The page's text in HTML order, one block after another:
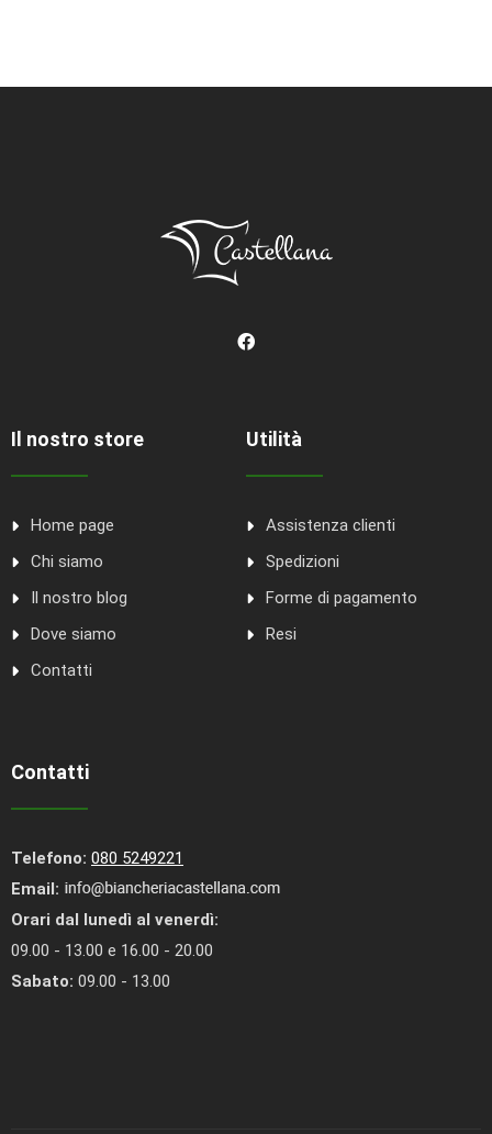
Il nostro store
Home page
Chi siamo
Il nostro blog
Dove siamo
Contatti
Utilità
Assistenza clienti
Spedizioni
Forme di pagamento
Resi
Contatti
Telefono: 080 5249221
Email:
Orari dal lunedì al venerdì:
09.00 - 13.00 e 16.00 - 20.00
Sabato: 09.00 - 13.00